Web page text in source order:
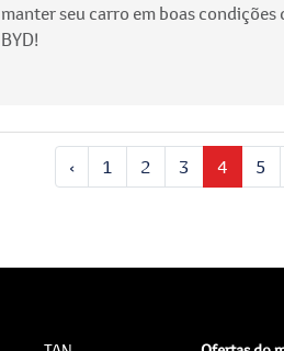
manter seu carro em boas condições
BYD!
‹ 1 2 3 4 5